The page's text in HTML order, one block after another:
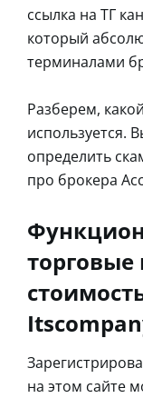
ссылка на ТГ
который
терминалами
Разберем,
используется.
определить
про брокера
на этом сайте